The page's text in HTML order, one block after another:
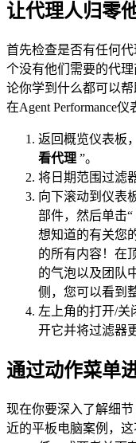
让代理人归零
首先检查是否有任何
个没有他们需要的代
论你学到什么都可以
在Agent Performance仪
返回概览仪表板
看代理 ”。
将日期范围过滤
向下滚动到仪表
部件，然后单击“
想知道的有关您
的所有内容！在
的气泡以及团队
侧，您可以看到
左上角的打开/关
开它并将过滤器
通过动作菜单
现在你要深入了解细
近的平板电脑案例，